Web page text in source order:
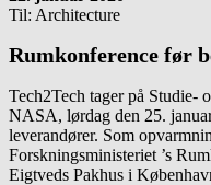
Til: Architecture
Rumkonference før
Tech2Tech tager på Studie-
NASA, lørdag den 25.
leverandører. Som
Forskningsministeriet ’s
Eigtveds Pakhus i